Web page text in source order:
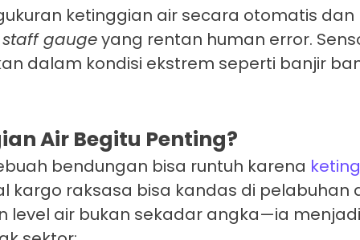
ketinggian air secara otomatis
staff gaugeyang rentan human error.
dalam kondisi ekstrem seperti banjir
Air Begitu Penting?
bendungan bisa runtuh karena
kargo raksasa bisa kandas di pelabuhan
level air bukan sekadar angka—ia